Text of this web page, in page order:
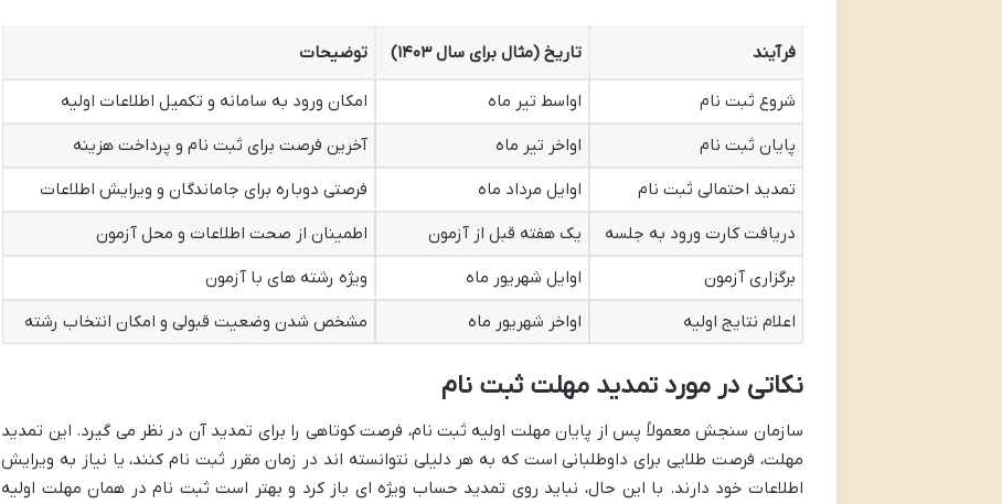
فرآیند تاریخ (مثال برای سال ۱۴۰۳) توضیحات
شروع ثبت نام اواسط تیر ماه
امکان ورود به سامانه و تکمیل اطلاعات اولیه
پایان ثبت نام
اواخر تیر ماه
آخرین فرصت برای ثبت نام و پرداخت هزینه
تمدید احتمالی ثبت نام
اوایل مرداد ماه
فرصتی دوباره برای جاماندگان و ویرایش اطلاعات
دریافت کارت ورود به جلسه
یک هفته قبل از آزمون
اطمینان از صحت اطلاعات و محل آزمون
برگزاری آزمون
اوایل شهریور ماه
ویژه رشته های با آزمون
اعلام نتایج اولیه
اواخر شهریور ماه مشخص شدن وضعیت قبولی و امکان انتخاب رشته
نکاتی در مورد تمدید مهلت ثبت نام
سازمان سنجش معمولاً پس از پایان مهلت اولیه ثبت نام، فرصت کوتاهی را برای تمدید آن در نظر می گیرد. این تمدید
مهلت، فرصت طلایی برای داوطلبانی است که به هر دلیلی نتوانسته اند در زمان مقرر ثبت نام کنند، یا نیاز به ویرایش
اطلاعات خود دارند. با این حال، نباید روی تمدید حساب ویژه ای باز کرد و بهتر است ثبت نام در همان مهلت اولیه